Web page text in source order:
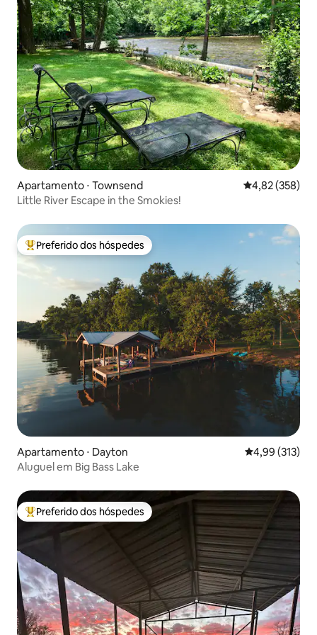
Apartamento ⋅ Townsend 4,82 de uma
4,82 (358)
Little River Escape in the Smokies!
Entre os melhores preferidos dos hóspedes
Preferido dos hóspedes
Apartamento ⋅ Dayton 4,99 de uma
4,99 (313)
Aluguel em Big Bass Lake
Entre os melhores preferidos dos hóspedes
Preferido dos hóspedes